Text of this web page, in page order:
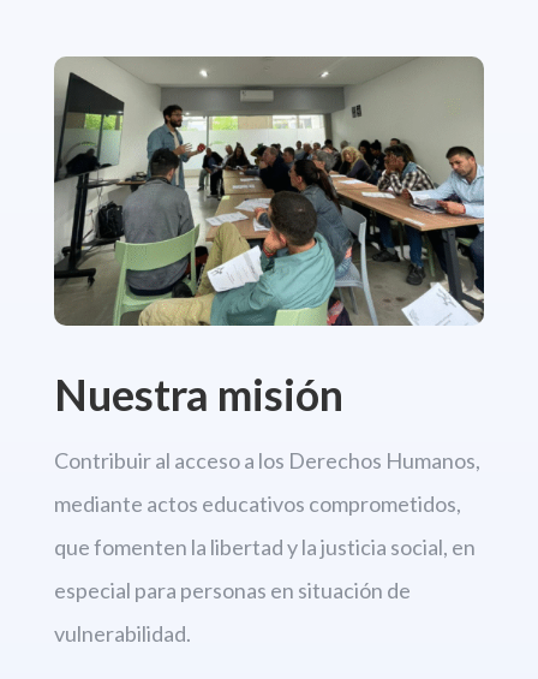
Nuestra misión
Contribuir al acceso a los Derechos Humanos,
mediante actos educativos comprometidos,
que fomenten la libertady la justicia social, en
especial para personas en situación de
vulnerabilidad.